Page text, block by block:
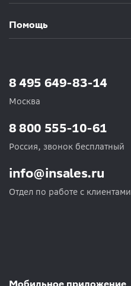
Помощь
8 495 649-83-14
Москва
info@insales.ru
Отдел по работе с клиентами
8 800 555-10-61
Россия, звонок бесплатный